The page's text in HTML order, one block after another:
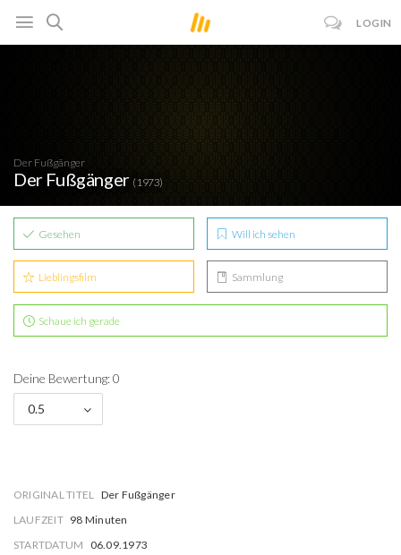
LOGIN
Der Fußgänger
Der Fußgänger (1973)
Gesehen Will ich sehen
Lieblingsfilm Sammlung
Schaue ich gerade
Deine Bewertung: 0
0.5
ORIGINAL TITEL Der Fußgänger
LAUFZEIT 98 Minuten
STARTDATUM
06.09.1973